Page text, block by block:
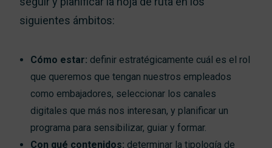
siguientes ámbitos:
Cómo estar: definir estratégicamente cuál es el rol
que queremos que tengan nuestros empleados
como embajadores, seleccionar los canales
digitales que más nos interesan, y planificar un
programa para sensibilizar, guiar y formar.
Con qué contenidos: determinar la tipología de